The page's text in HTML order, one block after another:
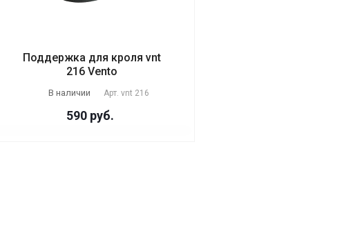
Поддержка для кроля vnt
216 Vento
В наличии Арт.vnt 216
590 руб.